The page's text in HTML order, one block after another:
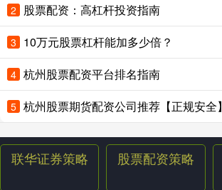
2 股票配资：高杠杆投资指南
3 10万元股票杠杆能加多少倍？
4 杭州股票配资平台排名指南
5 杭州股票期货配资公司推荐【正规安全】
联华证券策略 股票配资策略